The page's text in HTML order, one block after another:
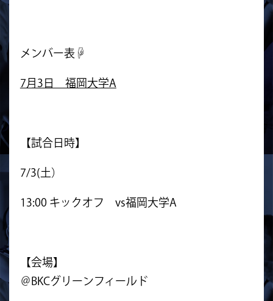
メンバー表☟
7月3日 福岡大学A
【試合日時】
7/3(土）
13:00 キックオフ vs福岡大学A
【会場】
＠BKCグリーンフィールド